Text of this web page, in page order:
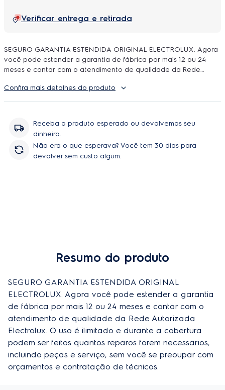
Verificar entrega e retirada
SEGURO GARANTIA ESTENDIDA ORIGINAL ELECTROLUX. Agora
você pode estender a garantia de fábrica por mais 12 ou 24
meses e contar com o atendimento de qualidade da Rede
podem ser feitos quantos reparos forem necessarios, incluindo
peças e serviço, sem você se preoupar com orçamentos e
Confira mais detalhes do produto
Receba o produto esperado ou devolvemos seu
dinheiro.
Não era o que esperava? Você tem 30 dias para
devolver sem custo algum.
Resumo do produto
SEGURO GARANTIA ESTENDIDA ORIGINAL
ELECTROLUX. Agora você pode estender a garantia
de fábrica por mais 12 ou 24 meses e contar com o
atendimento de qualidade da Rede Autorizada
Electrolux. O uso é ilimitado e durante a cobertura
podem ser feitos quantos reparos forem necessarios,
incluindo peças e serviço, sem você se preoupar com
orçamentos e contratação de técnicos.